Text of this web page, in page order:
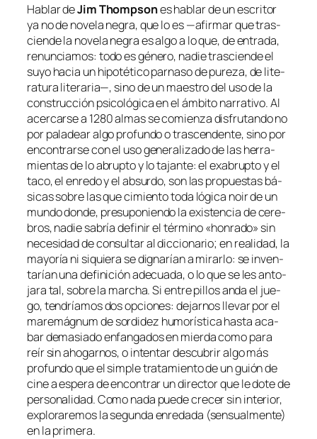
Hablar deJim Thompsones ha­blar de un es­cri­tor
ya no de no­ve­la ne­gra, que lo es —afir­mar que tras­
cien­de la no­ve­la ne­gra es al­go a lo que, de en­tra­da,
re­nun­cia­mos: to­do es gé­ne­ro, na­die tras­cien­de el
su­yo ha­cia un hi­po­té­ti­co par­na­so de pu­re­za, deli­te­
ra­tu­ra li­te­ra­ria—, sino de un maes­tro del uso de la
cons­truc­ción psi­co­ló­gi­ca en el ám­bi­to na­rra­ti­vo. Al
acer­car­se a 1280 al­masse co­mien­za dis­fru­tan­do no
por pa­la­dear al­go pro­fun­do o tras­cen­den­te, sino por
en­con­trar­se con el uso ge­ne­ra­li­za­do de las he­rra­
mien­tas de lo abrup­to y lo ta­jan­te: el exabrup­to y el
ta­co, el en­re­do y el ab­sur­do, son las pro­pues­tas bá­
si­cas so­bre las que ci­mien­to to­da ló­gi­ca noirde un
mun­do don­de, pre­su­po­nien­do la exis­ten­cia de ce­re­
bros, na­die sa­bría de­fi­nir el tér­mino «hon­ra­do» sin
ne­ce­si­dad de con­sul­tar al dic­cio­na­rio; en reali­dad, la
ma­yo­ría ni si­quie­ra se dig­na­rían a mi­rar­lo: se in­ven­
ta­rían una de­fi­ni­ción ade­cua­da, o lo que se les an­to­
ja­ra tal, so­bre la mar­cha. Si en­tre pi­llos an­da el jue­
go, ten­dría­mos dos op­cio­nes: de­jar­nos lle­var por el
ma­re­mág­num de sor­di­dez hu­mo­rís­ti­ca has­ta aca­
bar de­ma­sia­do en­fan­ga­dos en mier­da co­mo pa­ra
reír sin aho­gar­nos, o in­ten­tar des­cu­brir al­go más
pro­fun­do que el sim­ple tra­ta­mien­to de un guión de
ci­ne a es­pe­ra de en­con­trar un di­rec­tor que le do­te de
per­so­na­li­dad. Como na­da pue­de cre­cer sin in­te­rior,
ex­plo­ra­re­mos la se­gun­da en­re­da­da (sen­sual­men­te)
en la primera.